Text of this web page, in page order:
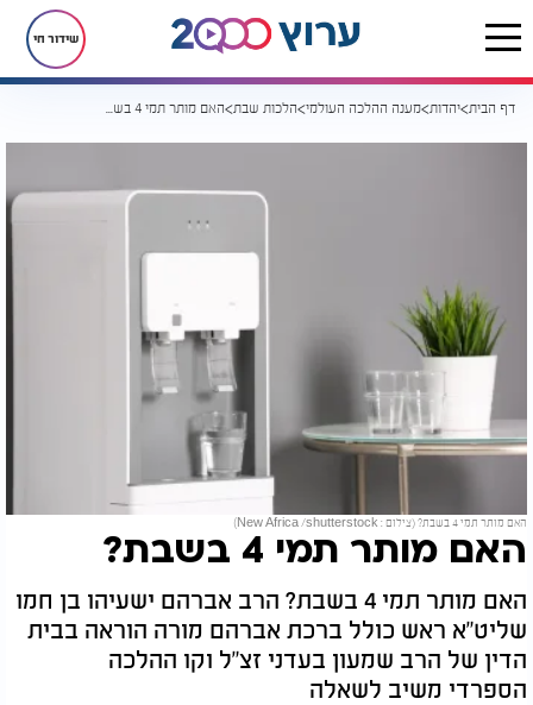
שידור חי
דף הבית יהדות מענה ההלכה העולמי הלכות שבת האם מותר תמי 4 בשבת?
האם מותר תמי 4 בשבת? (צילום : New Africa /shutterstock)
האם מותר תמי 4 בשבת?
האם מותר תמי 4 בשבת? הרב אברהם ישעיהו בן חמו
שליט"א ראש כולל ברכת אברהם מורה הוראה בבית
הדין של הרב שמעון בעדני זצ"ל וקו ההלכה
הספרדי משיב לשאלה